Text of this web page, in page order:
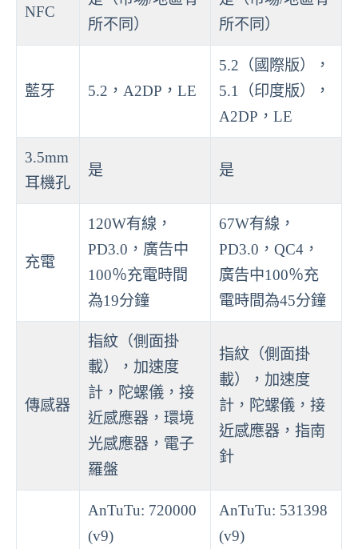
NFC
所不同）
所不同）
藍牙 5.2，A2DP，LE
5.2（國際版），
5.1（印度版），
A2DP，LE
3.5mm
耳機孔
是 是
充電
120W有線，
PD3.0，廣告中
100％充電時間
為19分鐘
67W有線，
PD3.0，QC4，
廣告中100％充
電時間為45分鐘
傳感器
指紋（側面掛
載），加速度
計，陀螺儀，接
近感應器，環境
光感應器，電子
羅盤
指紋（側面掛
載），加速度
計，陀螺儀，接
近感應器，指南
針
AnTuTu: 720000
(v9)
AnTuTu: 531398
(v9)